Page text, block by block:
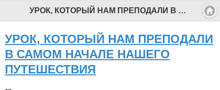
УРОК, КОТОРЫЙ НАМ ПРЕПОДАЛИ В САМОМ НАЧАЛЕ НАШЕГО ПУТЕШЕСТВИЯ - Профессиональный педагог
УРОК, КОТОРЫЙ НАМ ПРЕПОДАЛИ
В САМОМ НАЧАЛЕ НАШЕГО
ПУТЕШЕСТВИЯ